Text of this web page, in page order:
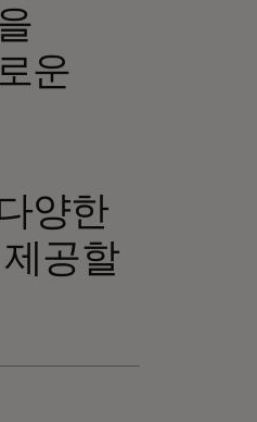
운
양한
공할